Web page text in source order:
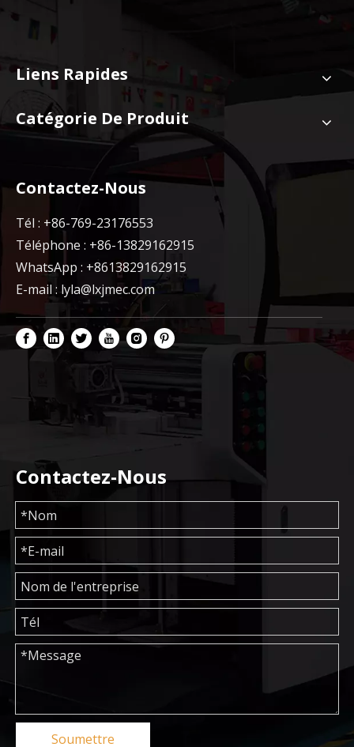
Liens Rapides
Catégorie De Produit
Contactez-Nous
Tél : +86-769-23176553
Téléphone : +86-13829162915
WhatsApp : +8613829162915
E-mail :lyla@lxjmec.com
Contactez-Nous
Soumettre